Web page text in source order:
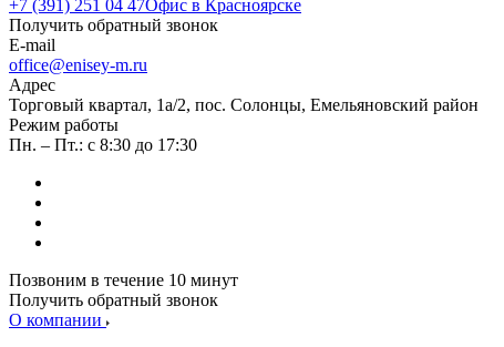
+7 (391) 251 04 47Офис в Красноярске
Получить обратный звонок
E-mail
office@enisey-m.ru
Адрес
​Торговый квартал, 1а/2, пос. Солонцы, Емельяновский район
Режим работы
Пн. – Пт.: с 8:30 до 17:30
Позвоним в течение 10 минут
Получить обратный звонок
О компании